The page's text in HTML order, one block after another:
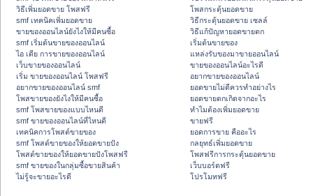
วิธีเพิ่มยอดขาย โพสฟรี
smf เทคนิคเพิ่มยอดขาย
ขายของออนไลน์ยังไงให้มีคนซื้อ
smf เริ่มต้นขายของออนไลน์
ไอ เดีย การขายของออนไลน์
เว็บขายของออนไลน์
เริ่ม ขายของออนไลน์ โพสฟรี
อยากขายของออนไลน์ smf
โพสขายของยังไงให้มีคนซื้อ
smf โพสขายของแบบไหนดี
smf ขายของออนไลน์ที่ไหนดี
เทคนิคการโพสต์ขายของ
smf โพสต์ขายของให้ยอดขายปัง
โพสต์ขายของให้ยอดขายปังโพสฟรี
smf ขายของในกลุ่มซื้อขายสินค้า
ไม่รู้จะขายอะไรดี
โพสกระตุ้นยอดขาย
วิธีกระตุ้นยอดขาย เซลล์
วิธีแก้ปัญหายอดขายตก
เริ่มต้นขายของ
แหล่งรับของมาขายออนไลน์
ขายของออนไลน์อะไรดี
อยากขายของออนไลน์
ยอดขายไม่ดีควรทำอย่างไร
ยอดขายตกเกิดจากอะไร
ทำไมต้องเพิ่มยอดขาย
ขายฟรี
ยอดการขาย คืออะไร
กลยุทธ์เพิ่มยอดขาย
โพสฟรีการกระตุ้นยอดขาย
เว็บบอร์ดฟรี
โปรโมทฟรี